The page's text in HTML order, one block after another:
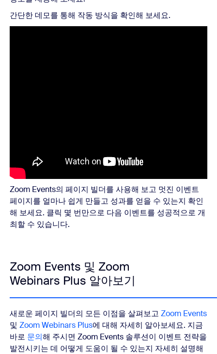
간단한 데모를 통해 작동 방식을 확인해 보세요.
Zoom Events의 페이지 빌더를 사용해 보고 멋진 이벤트
페이지를 얼마나 쉽게 만들고 성과를 얻을 수 있는지 확인
해 보세요. 클릭 몇 번만으로 다음 이벤트를 성공적으로 개
최할 수 있습니다.
Zoom Events 및 Zoom
Webinars Plus 알아보기
새로운 페이지 빌더의 모든 이점을 살펴보고 Zoom Events
및 Zoom Webinars Plus에 대해 자세히 알아보세요. 지금
바로 문의해 주시면 Zoom Events 솔루션이 이벤트 전략을
발전시키는 데 어떻게 도움이 될 수 있는지 자세히 설명해